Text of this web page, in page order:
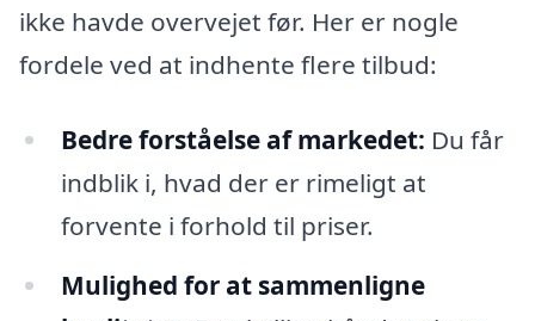
ikke havde overvejet før. Her er nogle
fordele ved at indhente flere tilbud:
Bedre forståelse af markedet: Du får
indblik i, hvad der er rimeligt at
forvente i forhold til priser.
Mulighed for at sammenligne